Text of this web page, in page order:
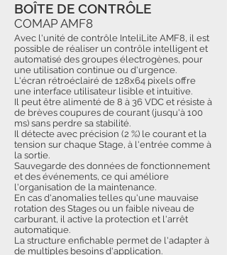
Avec l'unité de contrôle InteliLite AMF8, il est
possible de réaliser un contrôle intelligent et
automatisé des groupes électrogènes, pour
une utilisation continue ou d'urgence.
L'écran rétroéclairé de 128x64 pixels offre
une interface utilisateur lisible et intuitive.
Il peut être alimenté de 8 à 36 VDC et résiste à
de brèves coupures de courant (jusqu'à 100
ms) sans perdre sa stabilité.
Il détecte avec précision (2 %) le courant et la
tension sur chaque Stage, à l'entrée comme à
la sortie.
Sauvegarde des données de fonctionnement
et des événements, ce qui améliore
l'organisation de la maintenance.
En cas d'anomalies telles qu'une mauvaise
rotation des Stages ou un faible niveau de
carburant, il active la protection et l'arrêt
automatique.
La structure enfichable permet de l'adapter à
de multiples besoins d'application.
BOÎTE DE CONTRÔLE
COMAP AMF8